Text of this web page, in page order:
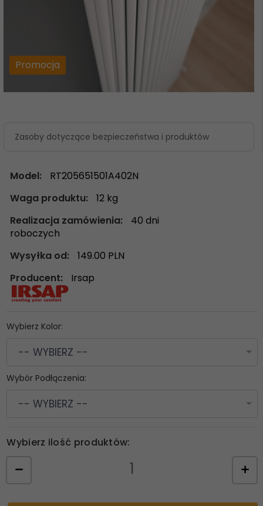
Promocja
Zasoby dotyczące bezpieczeństwa i produktów
Model:
RT205651501A402N
Waga produktu:
12 kg
Realizacja zamówienia:
40 dni
roboczych
Wysyłka od:
149.00 PLN
Producent:
Irsap
Wybierz Kolor:
-- WYBIERZ --
Wybór Podłączenia:
-- WYBIERZ --
Wybierz ilość produktów: